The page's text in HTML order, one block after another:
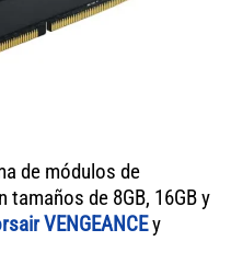
de módulos de
tamaños de 8GB, 16GB y
VENGEANCEy